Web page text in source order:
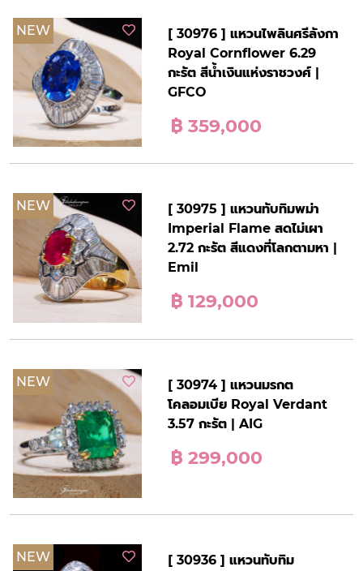
NEW
[ 30976 ] แหวนไพลินศรีลังกา
Royal Cornflower 6.29
กะรัต สีน้ำเงินแห่งราชวงศ์ |
GFCO
฿ 359,000
NEW
[ 30975 ] แหวนทับทิมพม่า
Imperial Flame สดไม่เผา
2.72 กะรัต สีแดงที่โลกตามหา |
Emil
฿ 129,000
NEW
[ 30974 ] แหวนมรกต
โคลอมเบีย Royal Verdant
3.57 กะรัต | AIG
฿ 299,000
NEW [ 30936 ] แหวนทับทิม